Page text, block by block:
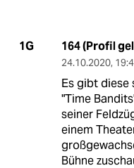
1G 164 (Profil
24.10.2020,
Es gibt diese
"Time
seiner
einem
Bühne